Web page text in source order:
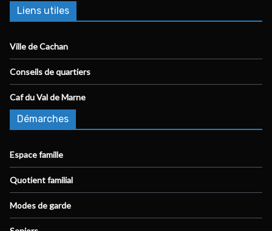
Liens utiles
Ville de Cachan
Conseils de quartiers
Caf du Val de Marne
Démarches
Espace famille
Quotient familial
Modes de garde